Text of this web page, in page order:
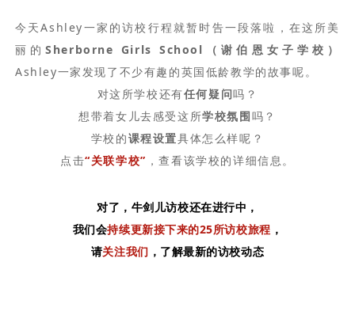
今天Ashley一家的访校行程就暂时告一段落啦，在这所美
丽的Sherborne Girls School（谢伯恩女子学校）
Ashley一家发现了不少有趣的英国低龄教学的故事呢。
对这所学校还有任何疑问吗？
想带着女儿去感受这所学校氛围吗？
学校的课程设置具体怎么样呢？
点击“关联学校” ，查看该学校的详细信息。
对了，牛剑儿访校还在进行中，
我们会持续更新接下来的25所访校旅程 ，
请关注我们 ，了解最新的访校动态